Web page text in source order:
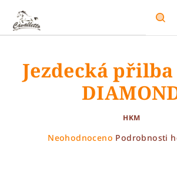
obsah
Jezdecká přilba
HKM
Průměrné
Neohodnoceno Podrobnosti